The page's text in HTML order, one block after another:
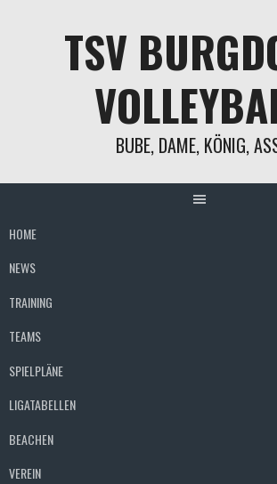
TSV
BUBE, DAME, KÖNIG,
HOME
NEWS
TRAINING
TEAMS
SPIELPLÄNE
LIGATABELLEN
BEACHEN
VEREIN